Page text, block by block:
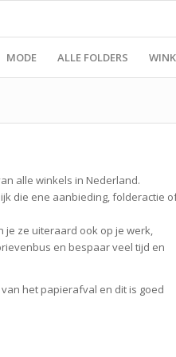
MODE ALLE FOLDERS
alle winkels in Nederland.
die ene aanbieding, folderactie
je ze uiteraard ook op je werk,
en bespaar veel tijd en
het papierafval en dit is goed